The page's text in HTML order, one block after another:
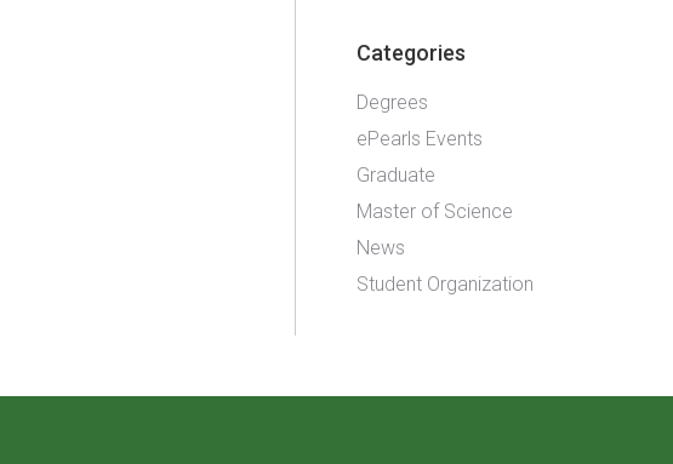
Categories
Degrees
ePearls Events
Graduate
Master of Science
News
Student Organization